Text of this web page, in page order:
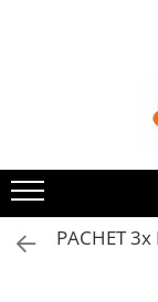
Bariere protectie
Protectii mobilier
Banda protectie
PACHET